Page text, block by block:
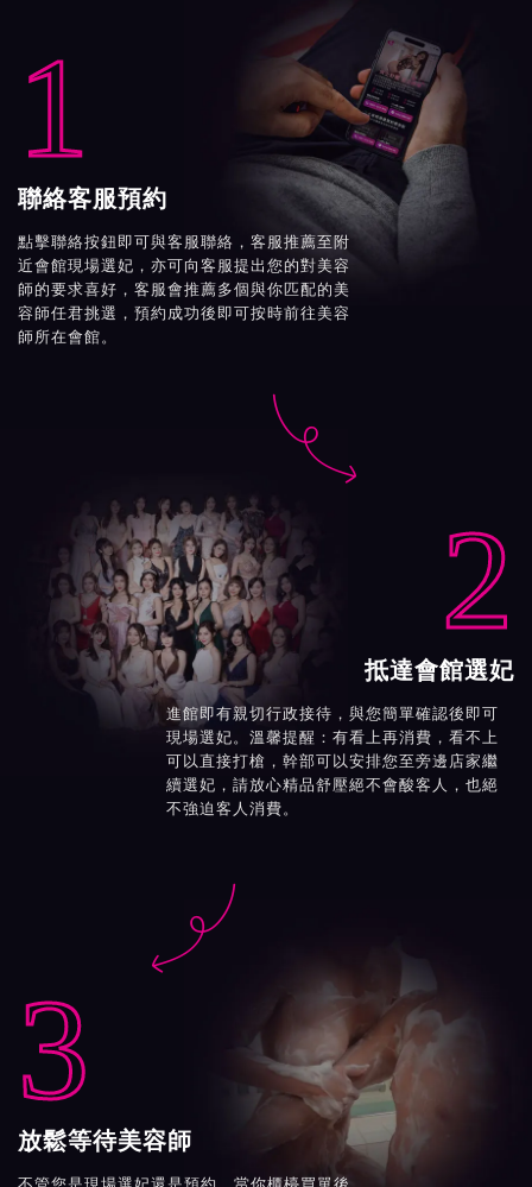
1
聯絡客服預約
點擊聯絡按鈕即可與客服聯絡，客服推薦至附
近會館現場選妃，亦可向客服提出您的對美容
師的要求喜好，客服會推薦多個與你匹配的美
容師任君挑選，預約成功後即可按時前往美容
師所在會館。

2
抵達會館選妃
進館即有親切行政接待，與您簡單確認後即可
現場選妃。溫馨提醒：有看上再消費，看不上
可以直接打槍，幹部可以安排您至旁邊店家繼
續選妃，請放心精品舒壓絕不會酸客人，也絕
不強迫客人消費。

3
放鬆等待美容師